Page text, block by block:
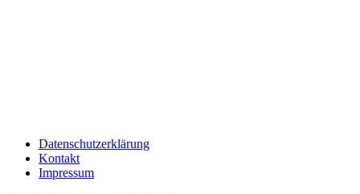
Datenschutzerklärung
Kontakt
Impressum